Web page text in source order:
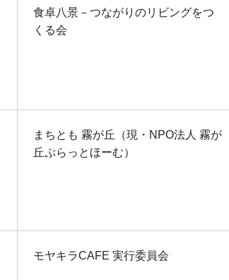
食卓八景－つながりのリビングをつ
くる会
まちとも 霧が丘（現・NPO法人 霧が
丘ぷらっとほーむ）
モヤキラCAFE 実行委員会